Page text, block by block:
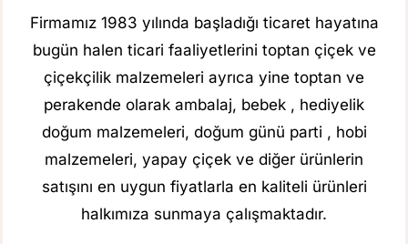
Firmamız 1983 yılında başladığı ticaret hayatına
bugün halen ticari faaliyetlerini toptan çiçek ve
çiçekçilik malzemeleri ayrıca yine toptan ve
perakende olarak ambalaj, bebek , hediyelik
doğum malzemeleri, doğum günü parti , hobi
malzemeleri, yapay çiçek ve diğer ürünlerin
satışını en uygun fiyatlarla en kaliteli ürünleri
halkımıza sunmaya çalışmaktadır.